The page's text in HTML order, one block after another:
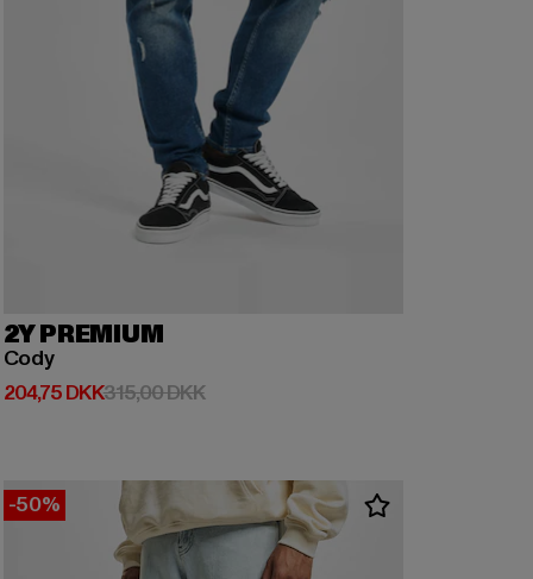
2Y PREMIUM
Cody
204,75 DKK
Nuværende pris: 204,75 DKK
315,00 DKKKampagnepris: 315,00 DKK
-50%